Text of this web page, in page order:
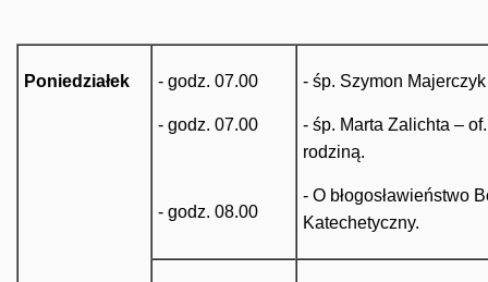
Poniedziałek - godz. 07.00
- godz. 07.00
- godz. 08.00
- śp. Szymon
- śp. Marta Zalichta –
rodziną.
- O błogosławieństwo
Katechetyczny.